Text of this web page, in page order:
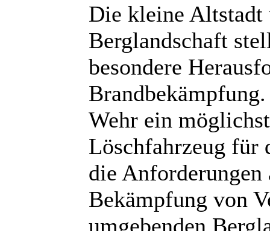
Die kleine Altstadt
Berglandschaft
besondere
Wehr ein
Löschfahrzeug für
die
Bekämpfung von
umgebenden